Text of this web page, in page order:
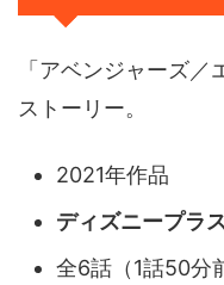
「アベンジャーズ／
ストーリー。
2021年作品
ディズニープラ
全6話（1話50分